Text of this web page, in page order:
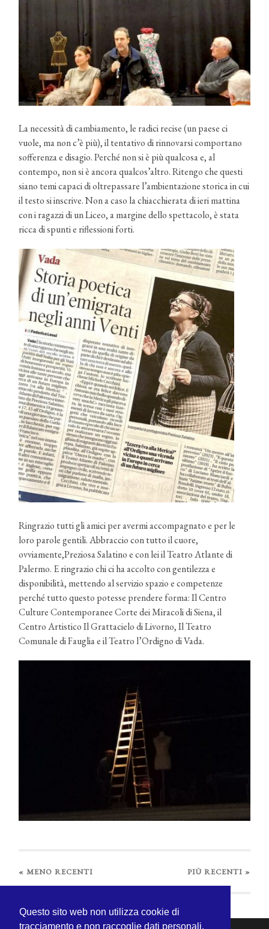
La necessità di cambiamento, le radici recise (un paese ci
vuole, ma non c’è più), il tentativo di rinnovarsi comportano
sofferenza e disagio. Perché non si è più qualcosa e, al
contempo, non si è ancora qualcos’altro. Ritengo che questi
siano temi capaci di oltrepassare l’ambientazione storica in cui
il testo si inscrive. Non a caso la chiacchierata di ieri mattina
con i ragazzi di un Liceo, a margine dello spettacolo, è stata
ricca di spunti e riflessioni forti.
Ringrazio tutti gli amici per avermi accompagnato e per le
loro parole gentili. Abbraccio con tutto il cuore,
ovviamente,Preziosa Salatino e con lei il Teatro Atlante di
Palermo. E ringrazio chi ci ha accolto con gentilezza e
disponibilità, mettendo al servizio spazio e competenze
perché tutto questo potesse prendere forma: Il Centro
Culture Contemporanee Corte dei Miracoli di Siena, il
Centro Artistico Il Grattacielo di Livorno, Il Teatro
Comunale di Fauglia e il Teatro l’Ordigno di Vada.
«MENO RECENTI PIÙ RECENTI »
Questo sito web non utilizza cookie di
tracciamento e non raccoglie dati personali.